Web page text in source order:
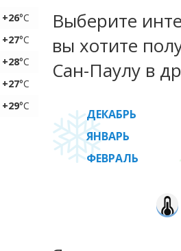
+26°C
+27°C
+28°C
+27°C
+29°C
Выберите
вы хотите
Сан-Паулу в
ДЕКАБРЬ
ЯНВАРЬ
ФЕВРАЛЬ